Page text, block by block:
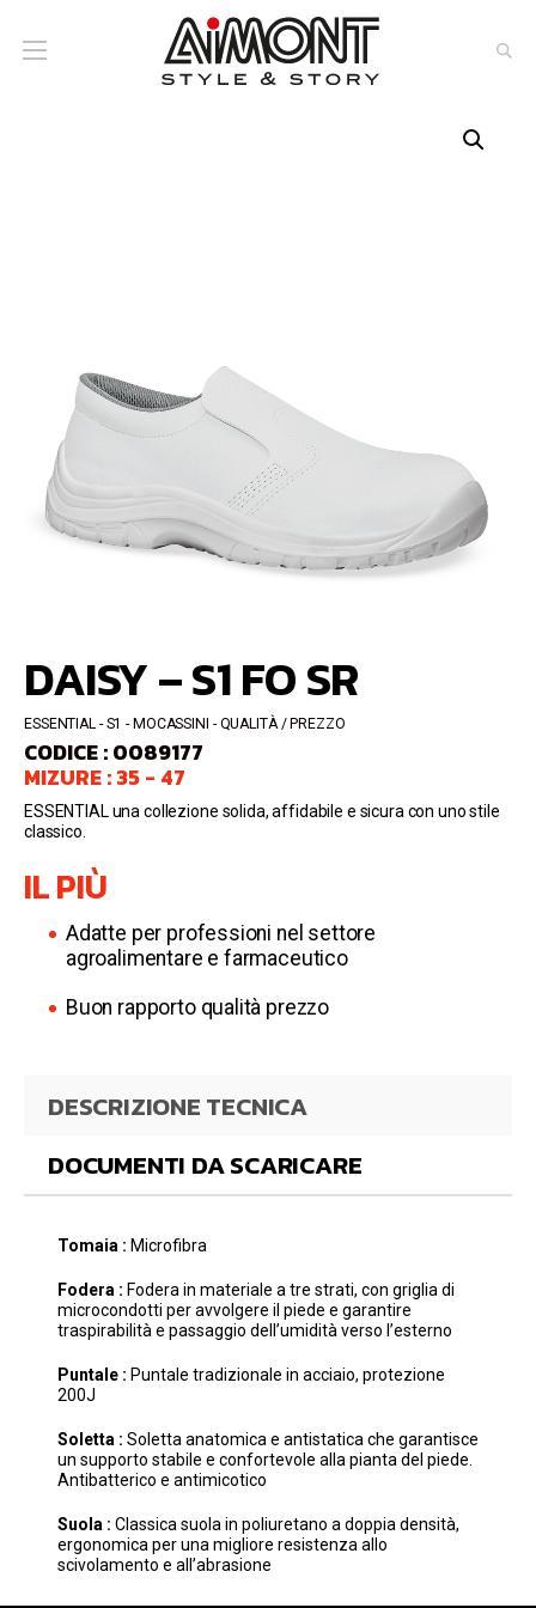
DAISY – S1 FO SR
CODICE : 0089177
MIZURE : 35 - 47
ESSENTIAL una collezione solida, affidabile e sicura con uno stile
classico.
IL PIÙ
Adatte per professioni nel settore
agroalimentare e farmaceutico
Buon rapporto qualità prezzo
ESSENTIAL S1 MOCASSINI QUALITÀ / PREZZO
DESCRIZIONE TECNICA
DOCUMENTI DA SCARICARE
Tomaia : Microfibra
Fodera : Fodera in materiale a tre strati, con griglia di
microcondotti per avvolgere il piede e garantire
traspirabilità e passaggio dell’umidità verso l’esterno
Puntale : Puntale tradizionale in acciaio, protezione
200J
Soletta : Soletta anatomica e antistatica che garantisce
un supporto stabile e confortevole alla pianta del piede.
Antibatterico e antimicotico
Suola : Classica suola in poliuretano a doppia densità,
ergonomica per una migliore resistenza allo
scivolamento e all’abrasione